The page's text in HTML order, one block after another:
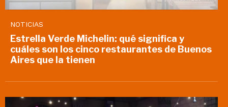
NOTICIAS
Estrella Verde Michelin: qué significa y
cuáles son los cinco restaurantes de Buenos
Aires que la tienen